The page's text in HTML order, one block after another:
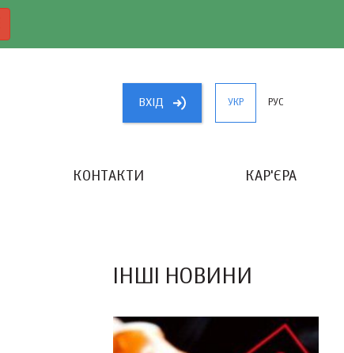
ВХIД УКР РУС
КОНТАКТИ КАР'ЄРА
ІНШІ НОВИНИ